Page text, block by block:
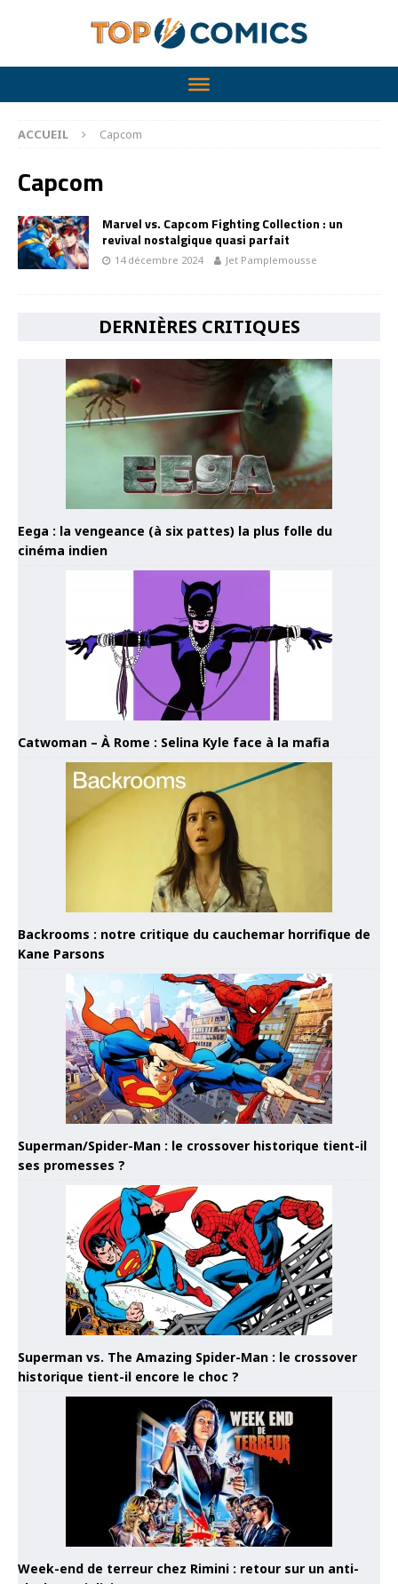
ACCUEIL Capcom
Capcom
Marvel vs. Capcom Fighting Collection : un
revival nostalgique quasi parfait
14 décembre 2024 Jet Pamplemousse
DERNIÈRES CRITIQUES
Eega : la vengeance (à six pattes) la plus folle du
cinéma indien
Catwoman – À Rome : Selina Kyle face à la mafia
Backrooms : notre critique du cauchemar horrifique de
Kane Parsons
Superman/Spider-Man : le crossover historique tient-il
ses promesses ?
Superman vs. The Amazing Spider-Man : le crossover
historique tient-il encore le choc ?
Week-end de terreur chez Rimini : retour sur un anti-